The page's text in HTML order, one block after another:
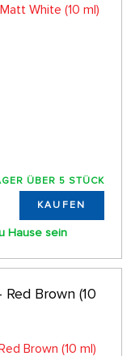
ÜBER 5 STÜCK
KAUFEN
Hause sein
Brown (10